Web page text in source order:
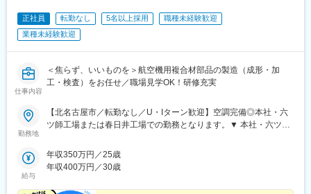
正社員 転勤なし 5名以上採用
職種未経験歓迎
業種未経験歓迎
仕事内容
＜焦らず、いいものを＞航空機用複合材部品の製造（成形・加
工・検査）をお任せ／職場見学OK！研修充実
勤務地
【北名古屋市／転勤なし／U・Iターン歓迎】空調完備◎本社・六
ツ師工場または春日井工場での勤務となります。▼ 本社・六ツ師
より車10分「徳重・名古屋芸大駅」より車7分▼ 春日井工場愛知
県春日井市東山町平橋2313-1＜アクセス＞「春日井駅」より車15
内禁煙
給与
年収350万円／25歳
年収400万円／30歳